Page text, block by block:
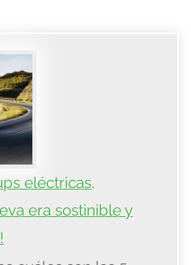
eléctricas,
era sostinible y